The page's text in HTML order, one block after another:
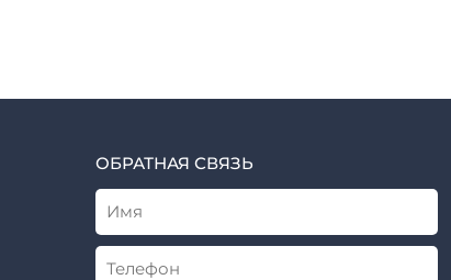
ОБРАТНАЯ СВЯЗЬ